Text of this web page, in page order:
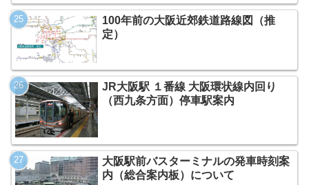
100年前の大阪近郊鉄道路線図（推
定）
JR大阪駅 １番線 大阪環状線内回り
（西九条方面）停車駅案内
大阪駅前バスターミナルの発車時刻案
内（総合案内板）について